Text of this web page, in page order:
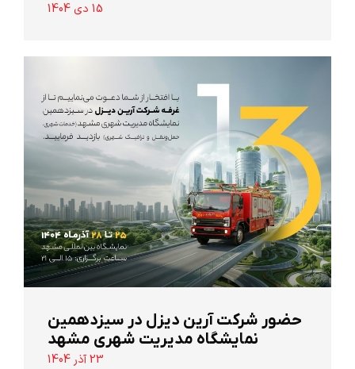
15 دی 1404
حضور شرکت آرین ‌دیزل در سیزدهمین
نمایشگاه مدیریت شهری مشهد
23 آذر 1404